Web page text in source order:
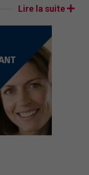
Lire la suite